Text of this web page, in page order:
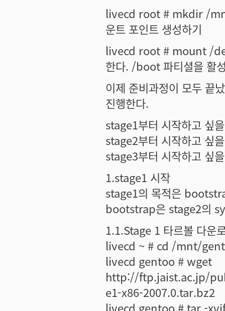
livecd root # mkdir /
운트 포인트 생성하기
livecd root # mount /
한다. /boot 파티셜을 활
이제 준비과정이 모두 끝
진행한다.
stage1부터 시작하고 싶
stage2부터 시작하고 싶
stage3부터 시작하고 싶
1.stage1 시작
stage1의 목적은
bootstrap은 stage2의
1.1.Stage 1 타르볼 다운
livecd ~ # cd /mnt/
livecd gentoo # wget
http://ftp.jaist.ac.jp/
e1-x86-2007.0.tar.bz2
livecd gentoo # tar -